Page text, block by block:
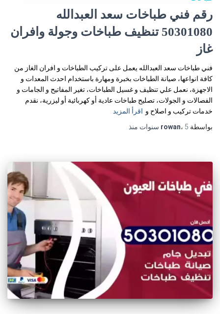
رقم فني طباخات سعد العبدالله
50301080 تنظيف طباخات وجولة وافران
غاز
فني طباخات سعد العبدالله يعمل على تركيب الطباخات و افران الغاز من
كافة انواعها، صيانة الطباخات بخبرة ومهارة باستخدام احدث المعدات و
الاجهزة، نعمل علي تنظيف و غسيل الطباخات، تغير المفاتيح و الجامات و
الفصالات و الجولات، تصليح طباخات عادية أو كهربائية أو ليزرية، نقدم
خدمات تركيب و اصلاح و اقرأ المزيد
بواسطة
rowan، 5 سنوات منذ